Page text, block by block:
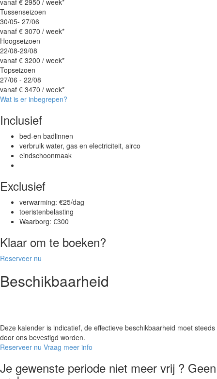
Tussenseizoen
30/05- 27/06
vanaf € 3070 / week*
Hoogseizoen
22/08-29/08
vanaf € 3200 / week*
Topseizoen
27/06 - 22/08
vanaf € 3470 / week*
Wat is er inbegrepen?
Inclusief
bed-en badlinnen
verbruik water, gas en electriciteit, airco
eindschoonmaak
Exclusief
verwarming: €25/dag
toeristenbelasting
Waarborg: €300
Klaar om te boeken?
Reserveer nu
Beschikbaarheid
Deze kalender is indicatief, de effectieve beschikbaarheid moet steeds
door ons bevestigd worden.
Reserveer nu Vraag meer info
Je gewenste periode niet meer vrij ? Geen